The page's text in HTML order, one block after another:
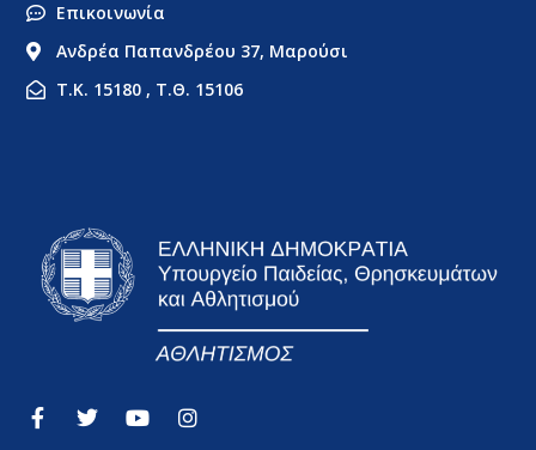
Επικοινωνία
Ανδρέα Παπανδρέου 37, Μαρούσι
Τ.Κ. 15180 , Τ.Θ. 15106